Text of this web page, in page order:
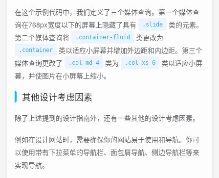
在这个示例代码中，我们定义了三个媒体查询。第一个媒体查
询在768px宽度以下的屏幕上隐藏了具有
.slide
类的元素。
第二个媒体查询将
.container-fluid 类更改为
.container
类以适应小屏幕并增加外边距和内边距。第三个
媒体查询更改了
.col-md-4 类为 .col-xs-6
类以适应小屏
幕，并使图片在小屏幕上缩小。
其他设计考虑因素
除了上述提到的设计指南外，还有一些其他的设计考虑因素。
例如在设计网站时，需要确保你的网站易于使用和导航。你可
以使用带有下拉菜单的导航栏、面包屑导航、侧边导航栏等来
实现导航。